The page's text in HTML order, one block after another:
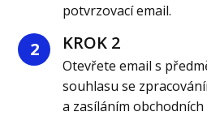
potvrzovací email.
2 KROK 2
Otevřete email s
souhlasu se
a zasíláním